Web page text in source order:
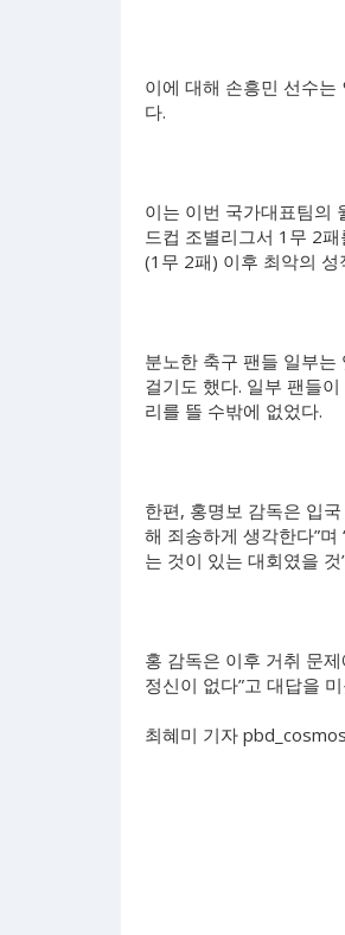
이에 대해 손흥민 선수는
다.
이는 이번 국가대표팀의
드컵 조별리그서 1무 2
(1무 2패) 이후 최악의 성
분노한 축구 팬들 일부는
걸기도 했다. 일부 팬들
리를 뜰 수밖에 없었다.
한편, 홍명보 감독은 입
해 죄송하게 생각한다”
는 것이 있는 대회였을 것
홍 감독은 이후 거취 문
정신이 없다”고 대답을
최혜미 기자